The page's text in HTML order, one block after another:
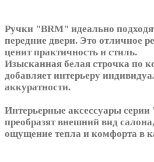
Ручки "BRM" идеально
передние двери. Это отличное
ценит практичность и стиль.
Изысканная белая строчка по
добавляет интерьеру
аккуратности.
Интерьерные аксессуары
преобразят внешний вид
ощущение тепла и комфорта в